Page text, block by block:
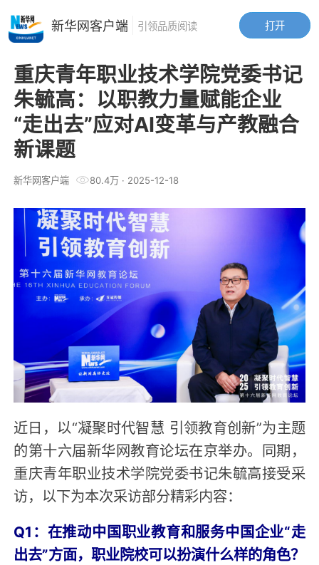
重庆青年职业技术学院党委书记
朱毓高：以职教力量赋能企业
“走出去”应对AI变革与产教融合
新课题
新华网客户端 80.4万· 2025-12-18
近日，以“凝聚时代智慧 引领教育创新”为主题
的第十六届新华网教育论坛在京举办。同期，
重庆青年职业技术学院党委书记朱毓高接受采
访，以下为本次采访部分精彩内容：
Q1：在推动中国职业教育和服务中国企业“走
出去”方面，职业院校可以扮演什么样的角色？
打开
新华网客户端 引领品质阅读